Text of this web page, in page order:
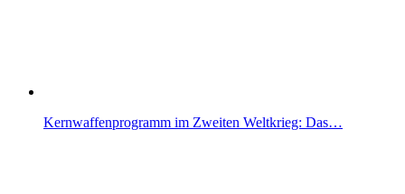
Kernwaffenprogramm im Zweiten Weltkrieg: Das…